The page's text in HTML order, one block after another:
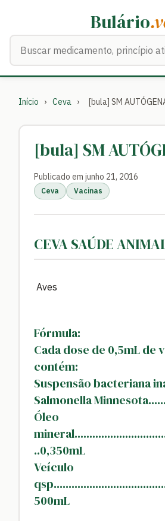
Bulário
Início › Ceva › [bula] SM
[bula] SM
Publicado em junho 21, 2016
Ceva Vacinas
CEVA SAÚDE
Aves
Fórmula:
Cada dose de 0,5mL de
contém:
Suspensão bacteriana
Salmonella
Óleo
..0,350mL
Veículo
500mL